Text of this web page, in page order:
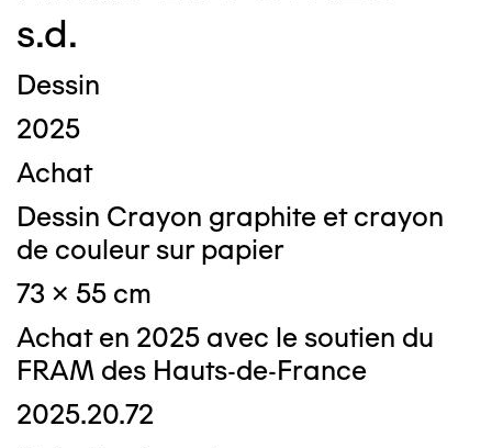
s.d.
Dessin
2025
Achat
Dessin Crayon graphite et crayon
de couleur sur papier
73 x 55 cm
Achat en 2025 avec le soutien du
FRAM des Hauts-de-France
2025.20.72